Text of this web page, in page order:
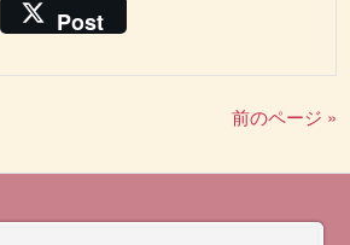
Post
前のページ »